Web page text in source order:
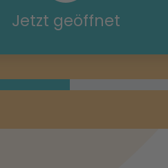
Jetzt geöffnet